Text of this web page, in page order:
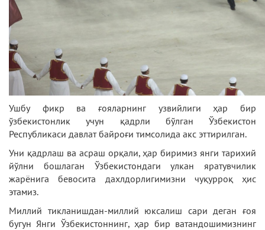
Ушбу фикр ва ғояларнинг узвийлиги ҳар бир
ўзбекистонлик учун қадрли бўлган Ўзбекистон
Республикаси давлат байроғи тимсолида акс эттирилган.
Уни қадрлаш ва асраш орқали, ҳар биримиз янги тарихий
йўлни бошлаган Ўзбекистондаги улкан яратувчилик
жарёнига бевосита дахлдорлигимизни чуқурроқ ҳис
этамиз.
Миллий тикланишдан-миллий юксалиш сари деган ғоя
бугун Янги Ўзбекистоннинг, ҳар бир ватандошимизнинг